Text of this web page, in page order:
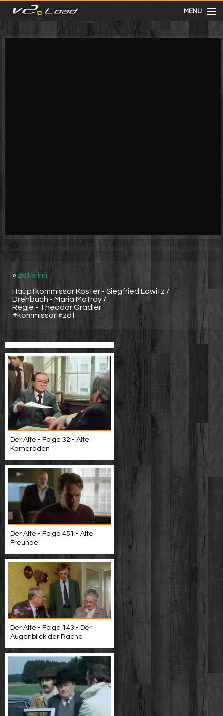
MENU
meist gesehen
» zdf krimi
Hauptkommissar Köster - Siegfried Lowitz /
Drehbuch - Maria Matray /
Regie - Theodor Grädler
#kommissar #zdf
Der Alte - Folge 32 - Alte
Kameraden
Der Alte - Folge 451 - Alte
Freunde
Der Alte - Folge 143 - Der
Augenblick der Rache